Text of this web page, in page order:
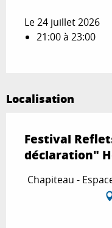
Le 24 juillet 2026
21:00 à 23:00
Localisation
Festival
déclaration"
Chapiteau -